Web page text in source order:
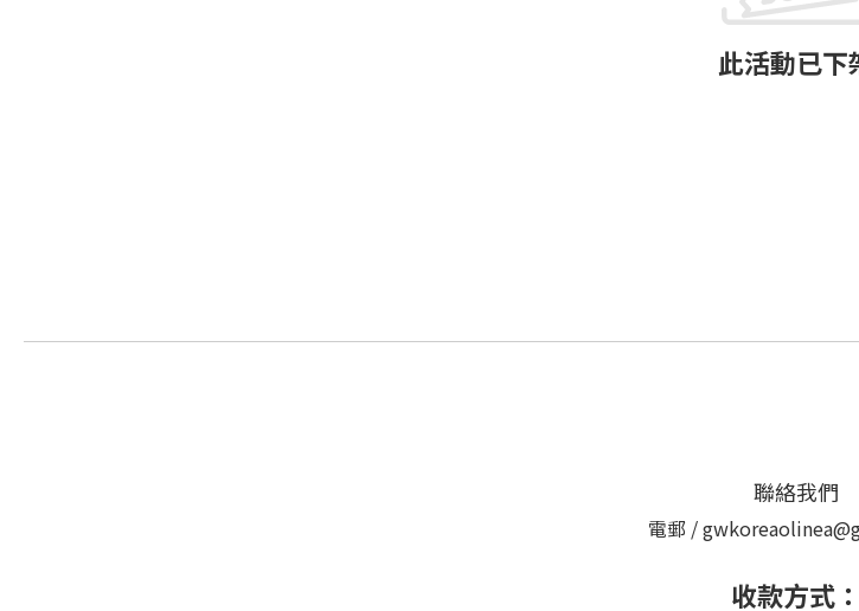
此活動已下
聯絡我們
電郵 /
收款方式：